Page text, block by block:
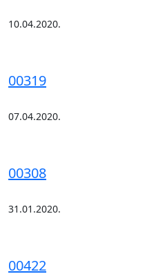
10.04.2020.
00319
07.04.2020.
00308
31.01.2020.
00422